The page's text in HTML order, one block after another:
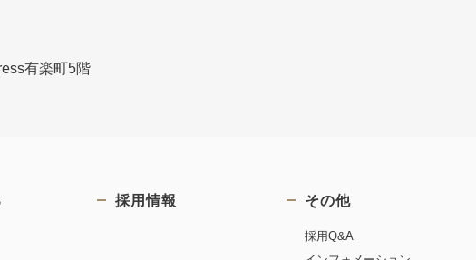
有楽町5階
採用情報 その他
採用Q&A